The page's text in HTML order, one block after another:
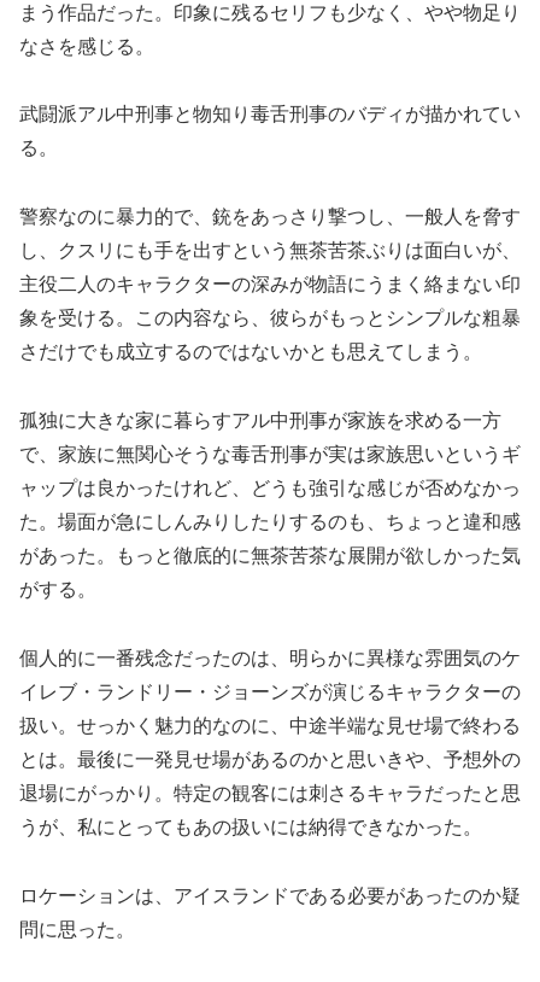
まう作品だった。印象に残るセリフも少なく、やや物足り
なさを感じる。
武闘派アル中刑事と物知り毒舌刑事のバディが描かれてい
る。
警察なのに暴力的で、銃をあっさり撃つし、一般人を脅す
し、クスリにも手を出すという無茶苦茶ぶりは面白いが、
主役二人のキャラクターの深みが物語にうまく絡まない印
象を受ける。この内容なら、彼らがもっとシンプルな粗暴
さだけでも成立するのではないかとも思えてしまう。
孤独に大きな家に暮らすアル中刑事が家族を求める一方
で、家族に無関心そうな毒舌刑事が実は家族思いというギ
ャップは良かったけれど、どうも強引な感じが否めなかっ
た。場面が急にしんみりしたりするのも、ちょっと違和感
があった。もっと徹底的に無茶苦茶な展開が欲しかった気
がする。
個人的に一番残念だったのは、明らかに異様な雰囲気のケ
イレブ・ランドリー・ジョーンズが演じるキャラクターの
扱い。せっかく魅力的なのに、中途半端な見せ場で終わる
とは。最後に一発見せ場があるのかと思いきや、予想外の
退場にがっかり。特定の観客には刺さるキャラだったと思
うが、私にとってもあの扱いには納得できなかった。
ロケーションは、アイスランドである必要があったのか疑
問に思った。